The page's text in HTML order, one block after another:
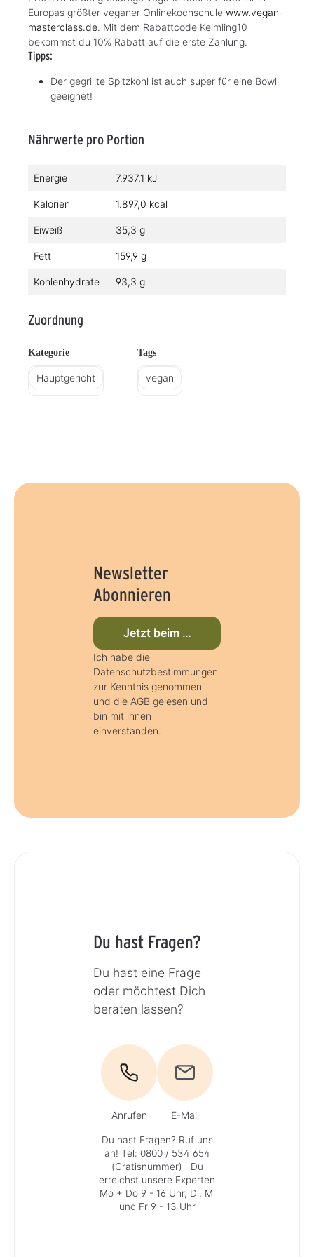
Europas größter veganer Onlinekochschule www.vegan-
masterclass.de. Mit dem Rabattcode Keimling10
bekommst du 10% Rabatt auf die erste Zahlung.
Tipps:
Der gegrillte Spitzkohl ist auch super für eine Bowl
geeignet!
Nährwerte pro Portion
Energie 7.937,1 kJ
Kalorien 1.897,0 kcal
Eiweiß 35,3 g
Fett 159,9 g
Kohlenhydrate 93,3 g
Zuordnung
Kategorie
Hauptgericht
Tags
vegan
Newsletter
Abonnieren
Jetzt beim Newsletter anmelden
Ich habe die
Datenschutzbestimmungen
zur Kenntnis genommen
und die AGB gelesen und
bin mit ihnen
einverstanden.
Du hast Fragen?
Du hast eine Frage
oder möchtest Dich
beraten lassen?
Anrufen E-Mail
Du hast Fragen? Ruf uns
an! Tel: 0800 / 534 654
(Gratisnummer) · Du
erreichst unsere Experten
Mo + Do 9 - 16 Uhr, Di, Mi
und Fr 9 - 13 Uhr